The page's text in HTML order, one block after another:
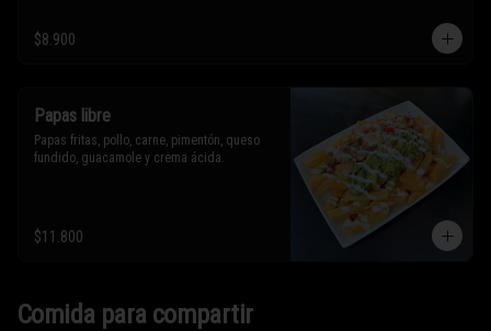
$8.900
Papas libre
Papas fritas, pollo, carne, pimentón, queso
fundido, guacamole y crema ácida.
$11.800
Comida para compartir